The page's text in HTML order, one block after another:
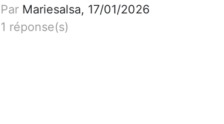
ParMariesalsa, 17/01/2026
1 réponse(s)